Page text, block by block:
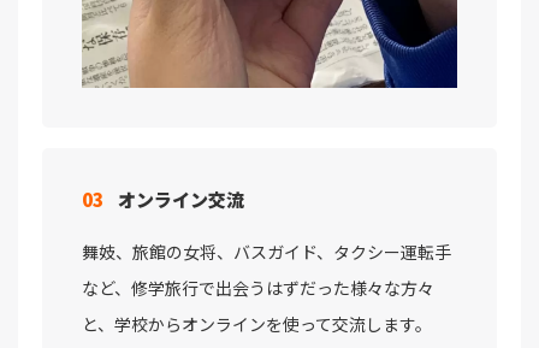
03 オンライン交流
舞妓、旅館の女将、バスガイド、タクシー運転手
など、修学旅行で出会うはずだった様々な方々
と、学校からオンラインを使って交流します。